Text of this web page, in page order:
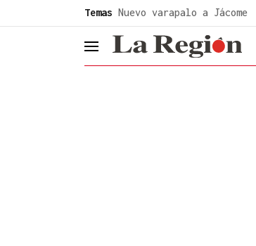
Temas Nuevo varapalo a Jácome
header.menu.open